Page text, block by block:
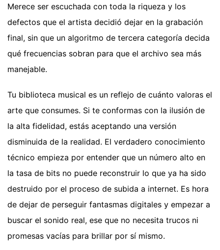
Merece ser escuchada con toda la riqueza y los
defectos que el artista decidió dejar en la grabación
final, sin que un algoritmo de tercera categoría decida
qué frecuencias sobran para que el archivo sea más
manejable.
Tu biblioteca musical es un reflejo de cuánto valoras el
arte que consumes. Si te conformas con la ilusión de
la alta fidelidad, estás aceptando una versión
disminuida de la realidad. El verdadero conocimiento
técnico empieza por entender que un número alto en
la tasa de bits no puede reconstruir lo que ya ha sido
destruido por el proceso de subida a internet. Es hora
de dejar de perseguir fantasmas digitales y empezar a
buscar el sonido real, ese que no necesita trucos ni
promesas vacías para brillar por sí mismo.